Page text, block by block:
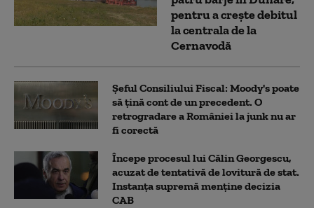
pentru a crește debitul
la centrala de la
Cernavodă
Șeful Consiliului Fiscal: Moody's poate
să țină cont de un precedent. O
retrogradare a României la junk nu ar
fi corectă
Începe procesul lui Călin Georgescu,
acuzat de tentativă de lovitură de stat.
Instanța supremă menține decizia
CAB